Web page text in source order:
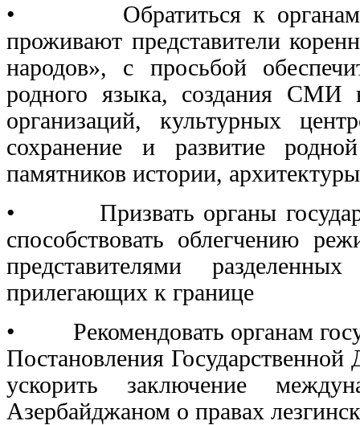
• Обратиться к органам
проживают представители
народов», с просьбой
родного языка, создания СМИ
организаций, культурных
сохранение и развитие
памятников истории,
• Призвать органы
способствовать облегчению
представителями
прилегающих к границе
• Рекомендовать органам
Постановления
ускорить заключение
Азербайджаном о правах